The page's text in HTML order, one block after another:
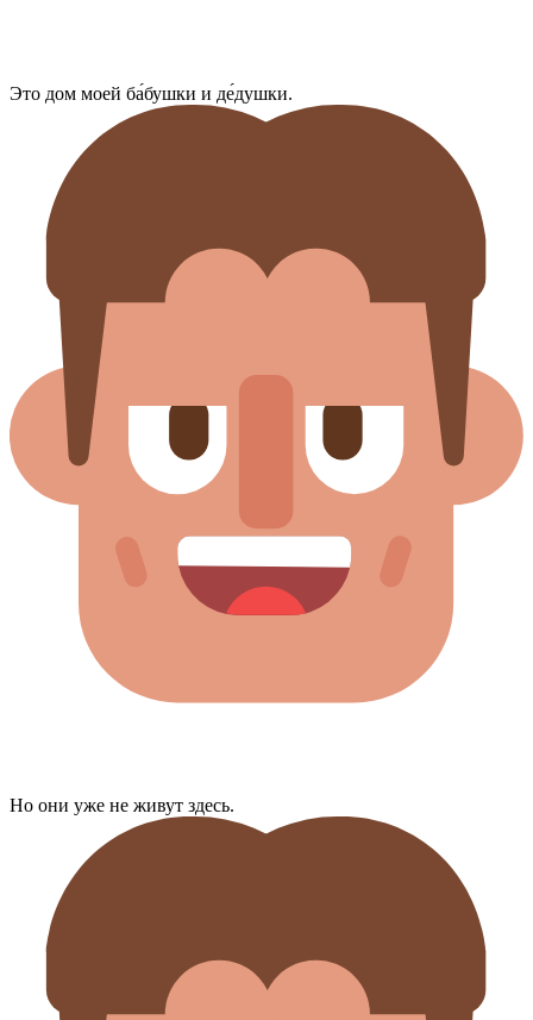
Это дом моей ба́бушки и де́душки.
Но они уже не живут здесь.